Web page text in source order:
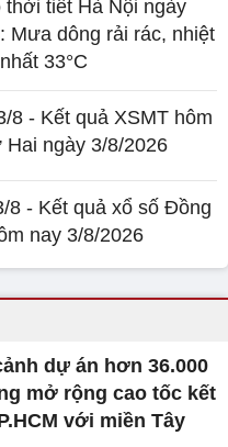
thời tiết Hà Nội ngày
Mưa dông rải rác, nhiệt
33°C
8 - Kết quả XSMT hôm
Hai ngày 3/8/2026
8 - Kết quả xổ số Đồng
nay 3/8/2026
dự án hơn 36.000
mở rộng cao tốc kết
với miền Tây